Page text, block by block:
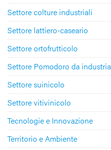
Settore colture industriali
Settore lattiero-caseario
Settore ortofrutticolo
Settore Pomodoro da industria
Settore suinicolo
Settore vitivinicolo
Tecnologie e Innovazione
Territorio e Ambiente